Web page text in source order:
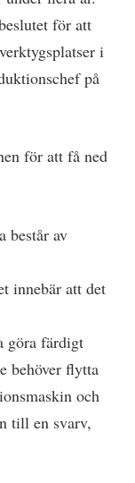
för att
i
på
för att få ned
består av
innebär att det
göra färdigt
behöver flytta
och
till en svarv,